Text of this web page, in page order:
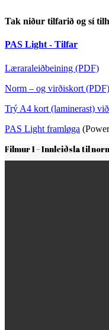
Tak niður tilfarið og sí
PAS Light - Tilfar
Læraraleiðbeining (PDF)
Norm – og virðiskort (PDF)
Trý A4 kort (laminerast)
PAS Light framløga
Filmur 1 – Innleiðsla til